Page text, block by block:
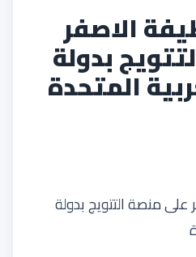
الاصفر
بدولة
المتحدة
على منصة التتويج بدولة